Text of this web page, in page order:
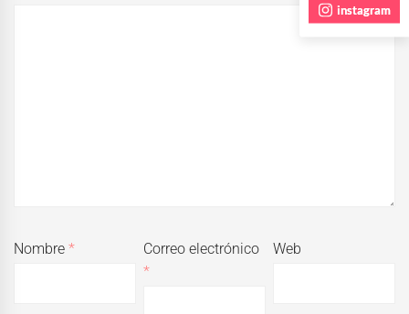
Nombre*
Correo electrónico
*
Web
instagram